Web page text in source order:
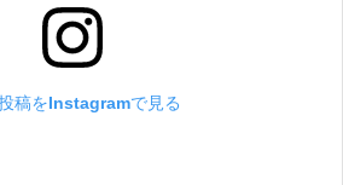
稿をInstagramで見る